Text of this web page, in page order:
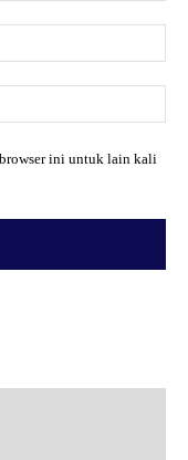
browser ini untuk lain kali